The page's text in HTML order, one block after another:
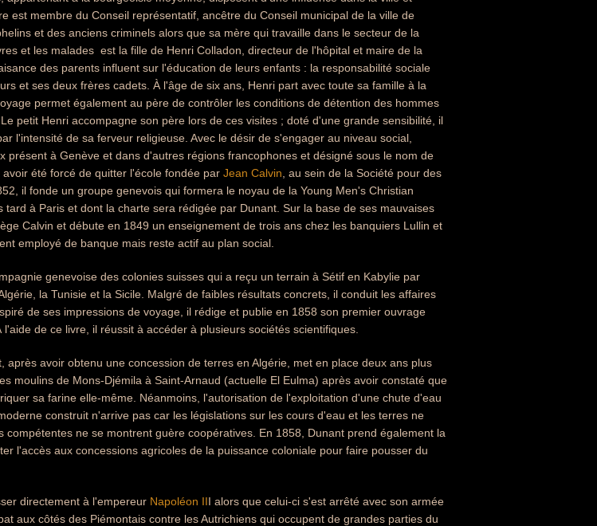
est membre du Conseil représentatif, ancêtre du Conseil municipal de la ville de
et des anciens criminels alors que sa mère qui travaille dans le secteur de la
et les malades  est la fille de Henri Colladon, directeur de l'hôpital et maire de la
des parents influent sur l'éducation de leurs enfants : la responsabilité sociale
et ses deux frères cadets. À l'âge de six ans, Henri part avec toute sa famille à la
permet également au père de contrôler les conditions de détention des hommes
petit Henri accompagne son père lors de ces visites ; doté d'une grande sensibilité, il
l'intensité de sa ferveur religieuse. Avec le désir de s'engager au niveau social,
présent à Genève et dans d'autres régions francophones et désigné sous le nom de
été forcé de quitter l'école fondée par Jean Calvin , au sein de la Société pour des
il fonde un groupe genevois qui formera le noyau de la Young Men's Christian
tard à Paris et dont la charte sera rédigée par Dunant. Sur la base de ses mauvaises
Calvin et débute en 1849 un enseignement de trois ans chez les banquiers Lullin et
employé de banque mais reste actif au plan social.
genevoise des colonies suisses qui a reçu un terrain à Sétif en Kabylie par
la Tunisie et la Sicile. Malgré de faibles résultats concrets, il conduit les affaires
de ses impressions de voyage, il rédige et publie en 1858 son premier ouvrage
de ce livre, il réussit à accéder à plusieurs sociétés scientifiques.
après avoir obtenu une concession de terres en Algérie, met en place deux ans plus
moulins de Mons-Djémila à Saint-Arnaud (actuelle El Eulma) après avoir constaté que
sa farine elle-même. Néanmoins, l'autorisation de l'exploitation d'une chute d'eau
construit n'arrive pas car les législations sur les cours d'eau et les terres ne
compétentes ne se montrent guère coopératives. En 1858, Dunant prend également la
l'accès aux concessions agricoles de la puissance coloniale pour faire pousser du
directement à l'empereur Napoléon III alors que celui-ci s'est arrêté avec son armée
aux côtés des Piémontais contre les Autrichiens qui occupent de grandes parties du